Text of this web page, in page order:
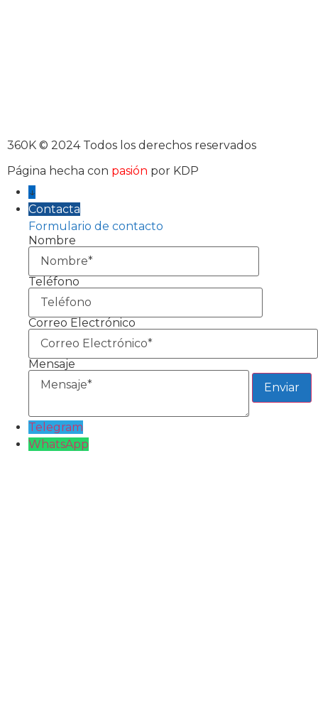
360K © 2024 Todos los derechos reservados
Página hecha con pasión por KDP
↓
Contacta
Formulario de contacto
Nombre
Teléfono
Correo Electrónico
Mensaje
Telegram
WhatsApp